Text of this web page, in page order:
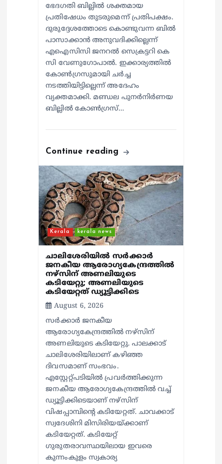
ഭേദഗതി ബില്ലിൽ ശക്തമായ
പ്രതിഷേധം തുടരുമെന്ന് പ്രതിപക്ഷം.
ദുരുദ്ദേശത്തോടെ കൊണ്ടുവന്ന ബിൽ
പാസാക്കാൻ അനുവദിക്കില്ലെന്ന്
എഐസിസി ജനറൽ സെക്രട്ടറി കെ
സി വേണുഗോപാൽ. ഇക്കാര്യത്തിൽ
കോൺഗ്രസുമായി ചർച്ച
നടത്തിയിട്ടില്ലെന്ന് അദേഹം
വ്യക്തമാക്കി. മണ്ഡല പുനർനിർണയ
ബില്ലിൽ കോൺഗ്രസ്…
Continue reading
Kerala kerala news
ചാലിശേരിയില്‍ സര്‍ക്കാര്‍
ജനകീയ ആരോഗ്യകേന്ദ്രത്തില്‍
നഴ്സിന് അണലിയുടെ
കടിയേറ്റു; അണലിയുടെ
കടിയേറ്റത് ഡ്യൂട്ടിക്കിടെ
August 6, 2026
സര്‍ക്കാര്‍ ജനകീയ
ആരോഗ്യകേന്ദ്രത്തില്‍ നഴ്സിന്
അണലിയുടെ കടിയേറ്റു. പാലക്കാട്
ചാലിശേരിയിലാണ് കഴിഞ്ഞ
ദിവസമാണ് സംഭവം.
എസ്റ്റേറ്റ്പടിയില്‍ പ്രവര്‍ത്തിക്കുന്ന
ജനകീയ ആരോഗ്യകേന്ദ്രത്തില്‍ വച്ച്
ഡ്യൂട്ടിക്കിടെയാണ് നഴ്സിന്
വിഷപ്പാമ്പിന്റെ കടിയേറ്റത്. ചാവക്കാട്
സ്വദേശിനി മിസിരിയയ്ക്കാണ്
കടിയേറ്റത്. കടിയേറ്റ്
ഗുരുതരാവസ്ഥയിലായ ഇവരെ
കുന്നംകുളം സ്വകാര്യ